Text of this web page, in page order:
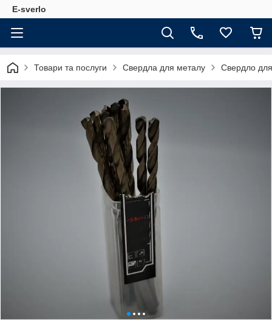
E-sverlo
Товари та послуги Свердла для металу Свердло